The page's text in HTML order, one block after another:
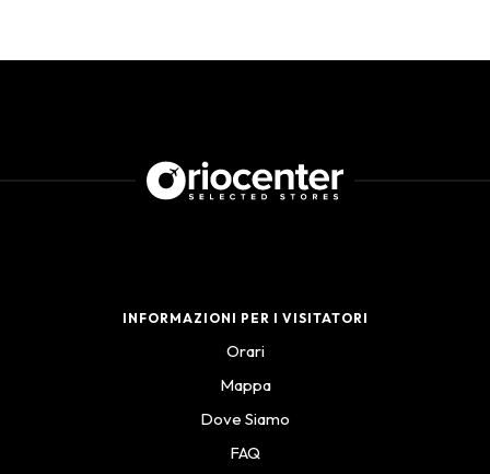
INFORMAZIONI PER I VISITATORI
Orari
Mappa
Dove Siamo
FAQ